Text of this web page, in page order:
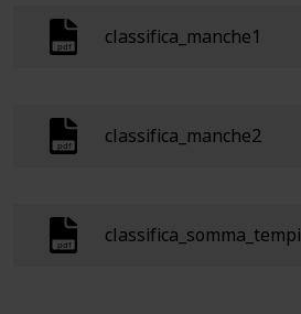
classifica_manche1
classifica_manche2
classifica_somma_tempi